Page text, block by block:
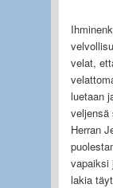
velat,
luetaan
veljensä
Herran
vapaiksi
lakia